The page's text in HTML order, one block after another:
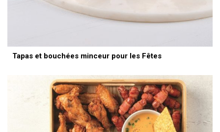
Tapas et bouchées minceur pour les Fêtes